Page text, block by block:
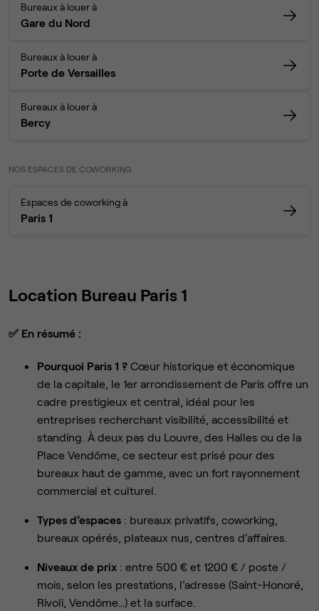
Bureaux à louer à
Gare du Nord
Bureaux à louer à
Porte de Versailles
Bureaux à louer à
Bercy
NOS ESPACES DE COWORKING
Espaces de coworking à
Paris 1
Location Bureau Paris 1
✅ En résumé :
Pourquoi Paris 1 ? Cœur historique et économique
de la capitale, le 1er arrondissement de Paris offre un
cadre prestigieux et central, idéal pour les
entreprises recherchant visibilité, accessibilité et
standing. À deux pas du Louvre, des Halles ou de la
Place Vendôme, ce secteur est prisé pour des
bureaux haut de gamme, avec un fort rayonnement
commercial et culturel.
Types d’espaces : bureaux privatifs, coworking,
bureaux opérés, plateaux nus, centres d’affaires.
Niveaux de prix : entre 500 € et 1200 € / poste /
mois, selon les prestations, l’adresse (Saint-Honoré,
Rivoli, Vendôme…) et la surface.